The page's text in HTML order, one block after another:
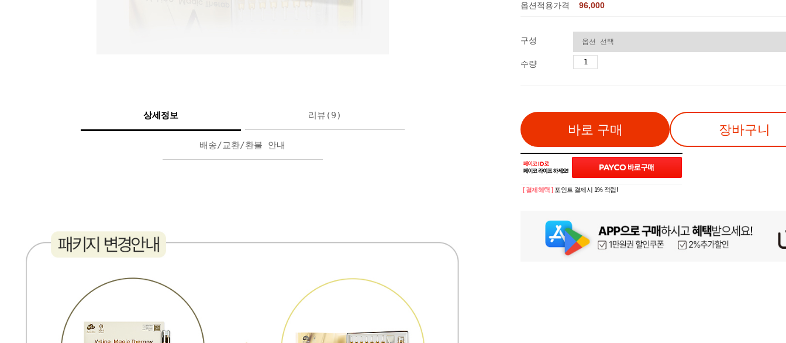
옵션적용가격 96,000
구성
수량
바로 구매 장바구니
[ 결제혜택 ] 포인트 결제시 1% 적립!
상세정보 리뷰(9)
배송/교환/환불 안내